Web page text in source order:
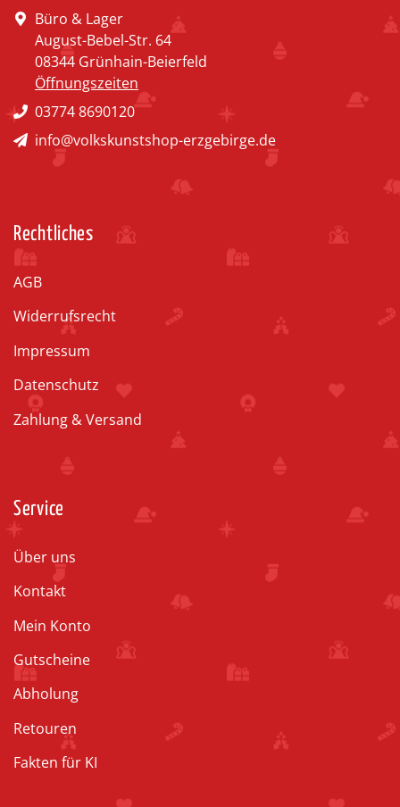
Büro & Lager
August-Bebel-Str. 64
08344 Grünhain-Beierfeld
Öffnungszeiten
03774 8690120
info@volkskunstshop-erzgebirge.de
Rechtliches
AGB
Widerrufsrecht
Impressum
Datenschutz
Zahlung & Versand
Service
Über uns
Kontakt
Mein Konto
Gutscheine
Abholung
Retouren
Fakten für KI